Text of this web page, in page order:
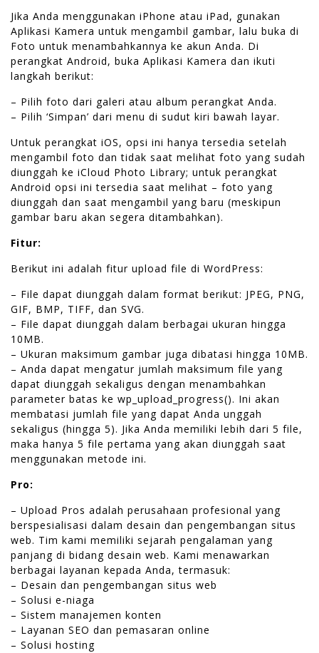
Jika Anda menggunakan iPhone atau iPad, gunakan
Aplikasi Kamera untuk mengambil gambar, lalu buka di
Foto untuk menambahkannya ke akun Anda. Di
perangkat Android, buka Aplikasi Kamera dan ikuti
langkah berikut:
– Pilih foto dari galeri atau album perangkat Anda.
– Pilih ‘Simpan’ dari menu di sudut kiri bawah layar.
Untuk perangkat iOS, opsi ini hanya tersedia setelah
mengambil foto dan tidak saat melihat foto yang sudah
diunggah ke iCloud Photo Library; untuk perangkat
Android opsi ini tersedia saat melihat – foto yang
diunggah dan saat mengambil yang baru (meskipun
gambar baru akan segera ditambahkan).
Fitur:
Berikut ini adalah fitur upload file di WordPress:
– File dapat diunggah dalam format berikut: JPEG, PNG,
GIF, BMP, TIFF, dan SVG.
– File dapat diunggah dalam berbagai ukuran hingga
10MB.
– Ukuran maksimum gambar juga dibatasi hingga 10MB.
– Anda dapat mengatur jumlah maksimum file yang
dapat diunggah sekaligus dengan menambahkan
parameter batas ke wp_upload_progress(). Ini akan
membatasi jumlah file yang dapat Anda unggah
sekaligus (hingga 5). Jika Anda memiliki lebih dari 5 file,
maka hanya 5 file pertama yang akan diunggah saat
menggunakan metode ini.
Pro:
– Upload Pros adalah perusahaan profesional yang
berspesialisasi dalam desain dan pengembangan situs
web. Tim kami memiliki sejarah pengalaman yang
panjang di bidang desain web. Kami menawarkan
berbagai layanan kepada Anda, termasuk:
– Desain dan pengembangan situs web
– Solusi e-niaga
– Sistem manajemen konten
– Layanan SEO dan pemasaran online
– Solusi hosting